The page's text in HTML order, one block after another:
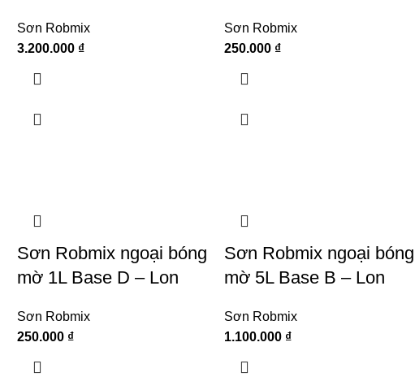
Sơn Robmix
3.200.000 ₫
Sơn Robmix
250.000 ₫
Sơn Robmix ngoại bóng
mờ 1L Base D – Lon
Sơn Robmix
250.000 ₫
Sơn Robmix ngoại bóng
mờ 5L Base B – Lon
Sơn Robmix
1.100.000 ₫